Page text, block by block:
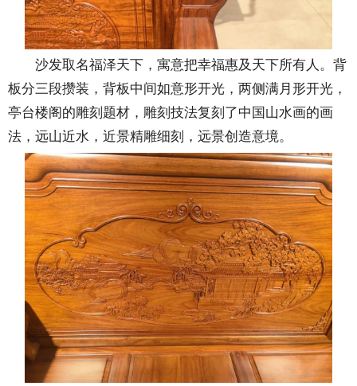
沙发取名福泽天下，寓意把幸福惠及天下所有人。背
板分三段攒装，背板中间如意形开光，两侧满月形开光，
亭台楼阁的雕刻题材，雕刻技法复刻了中国山水画的画
法，远山近水，近景精雕细刻，远景创造意境。